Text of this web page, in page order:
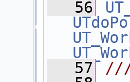
   56
   57
///